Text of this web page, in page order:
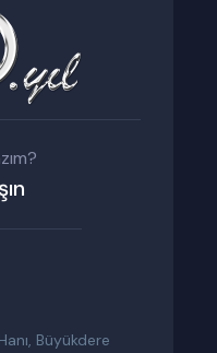
Büyükdere